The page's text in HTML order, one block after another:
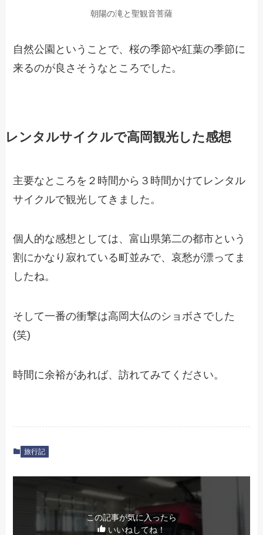
朝陽の滝と聖観音菩薩
自然公園ということで、桜の季節や紅葉の季節に
来るのが良さそうなところでした。
レンタルサイクルで高岡観光した感想
主要なところを２時間から３時間かけてレンタル
サイクルで観光してきました。
個人的な感想としては、富山県第二の都市という
割にかなり寂れている町並みで、哀愁が漂ってま
したね。
そして一番の衝撃は高岡大仏のショボさでした
(笑)
時間に余裕があれば、訪れてみてください。
旅行記
この記事が気に入ったら
いいねしてね！